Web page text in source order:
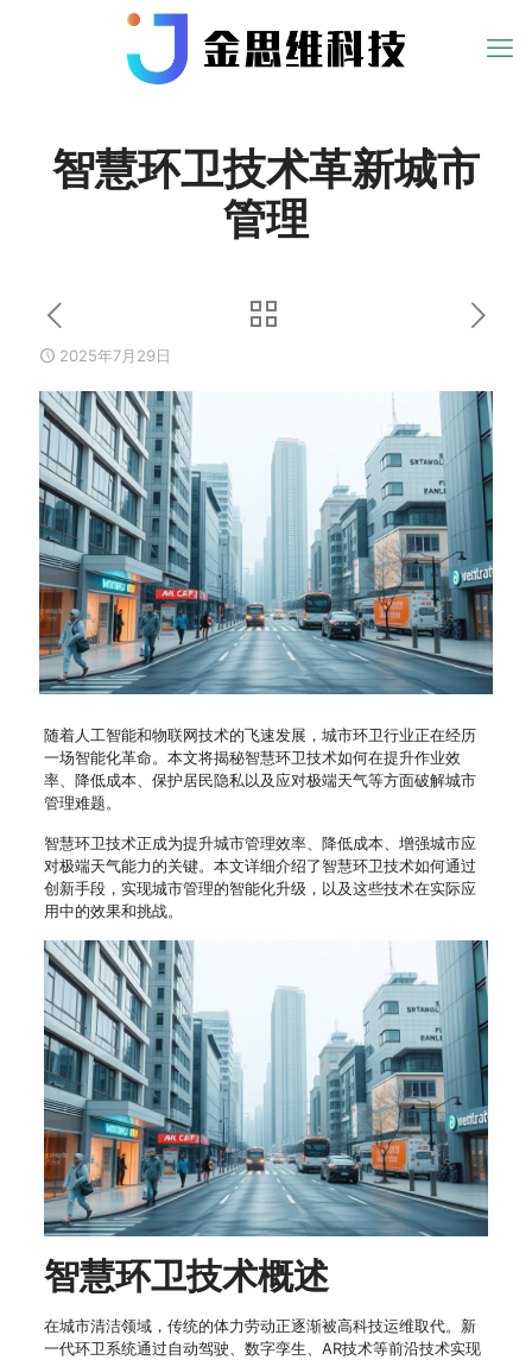
智慧环卫技术革新城市
管理
2025年7月29日
随着人工智能和物联网技术的飞速发展，城市环卫行业正在经历
一场智能化革命。本文将揭秘智慧环卫技术如何在提升作业效
率、降低成本、保护居民隐私以及应对极端天气等方面破解城市
管理难题。
智慧环卫技术正成为提升城市管理效率、降低成本、增强城市应
对极端天气能力的关键。本文详细介绍了智慧环卫技术如何通过
创新手段，实现城市管理的智能化升级，以及这些技术在实际应
用中的效果和挑战。
智慧环卫技术概述
在城市清洁领域，传统的体力劳动正逐渐被高科技运维取代。新
一代环卫系统通过自动驾驶、数字孪生、AR技术等前沿技术实现